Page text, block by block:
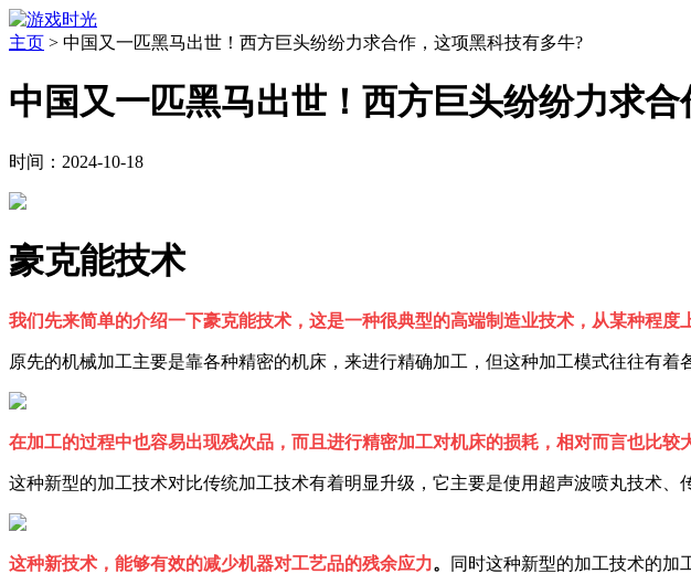
主页 > 中国又一匹黑马出世！西方巨头纷纷力求合作，这项黑科技有多牛?
中国又一匹黑马出世！西方巨头纷纷力求
时间：2024-10-18
豪克能技术
我们先来简单的介绍一下豪克能技术，这是一种很典型的高端制造业技术，从某种程度
原先的机械加工主要是靠各种精密的机床，来进行精确加工，但这种加工模式往往有着
在加工的过程中也容易出现残次品，而且进行精密加工对机床的损耗，相对而言也比较
这种新型的加工技术对比传统加工技术有着明显升级，它主要是使用超声波喷丸技术、
这种新技术，能够有效的减少机器对工艺品的残余应力。 同时这种新型的加工技术的加